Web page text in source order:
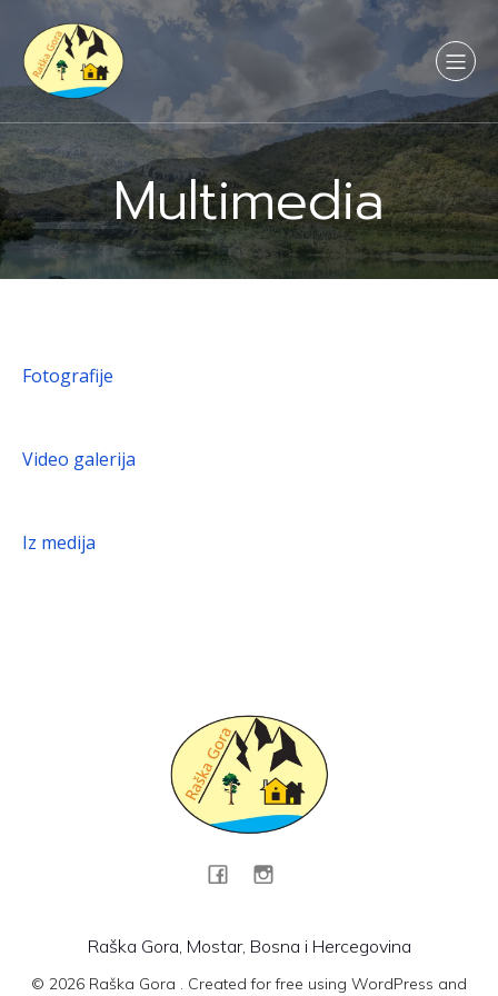
Multimedia
Fotografije
Video galerija
Iz medija
Raška Gora, Mostar, Bosna i Hercegovina
© 2026 Raška Gora . Created for free using WordPress and